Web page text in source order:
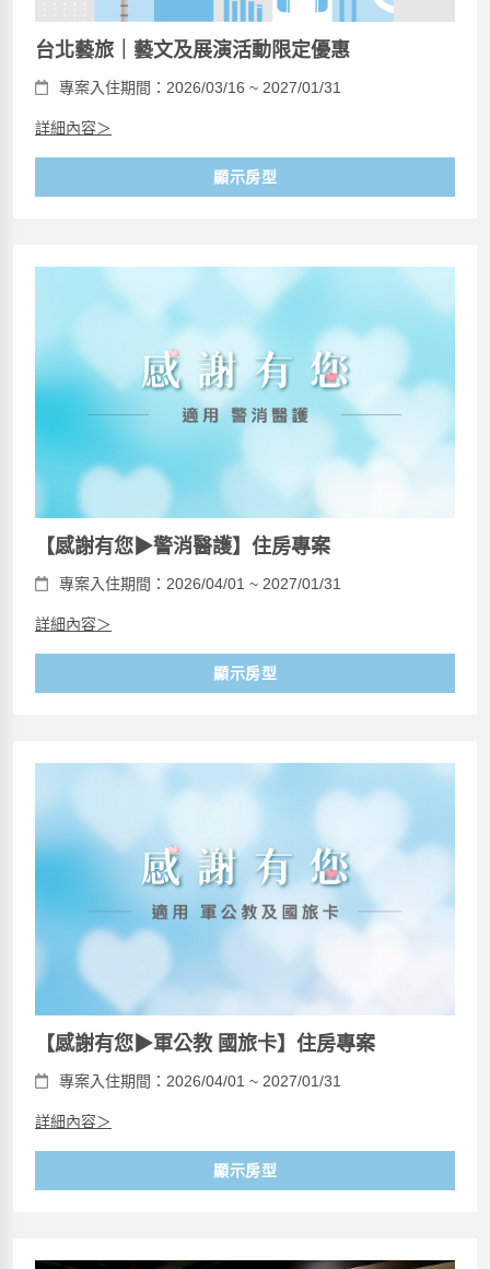
台北藝旅｜藝文及展演活動限定優惠
專案入住期間：2026/03/16 ~ 2027/01/31
詳細內容＞
顯示房型
【感謝有您▶警消醫護】住房專案
專案入住期間：2026/04/01 ~ 2027/01/31
詳細內容＞
顯示房型
【感謝有您▶軍公教 國旅卡】住房專案
專案入住期間：2026/04/01 ~ 2027/01/31
詳細內容＞
顯示房型